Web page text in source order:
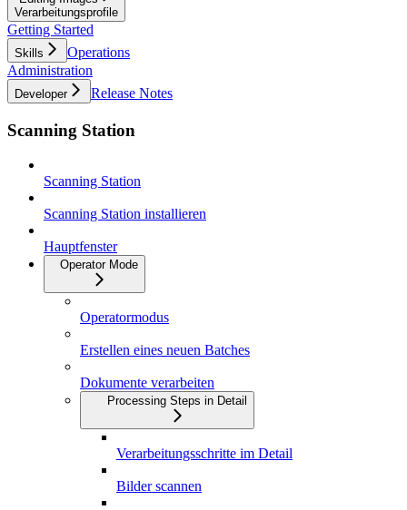
Verarbeitungsprofile
Getting Started
Skills
Operations
Administration
Developer Release Notes
Scanning Station
Scanning Station
Scanning Station installieren
Hauptfenster
Operator Mode
Operatormodus
Erstellen eines neuen Batches
Dokumente verarbeiten
Processing Steps in Detail
Verarbeitungsschritte im Detail
Bilder scannen